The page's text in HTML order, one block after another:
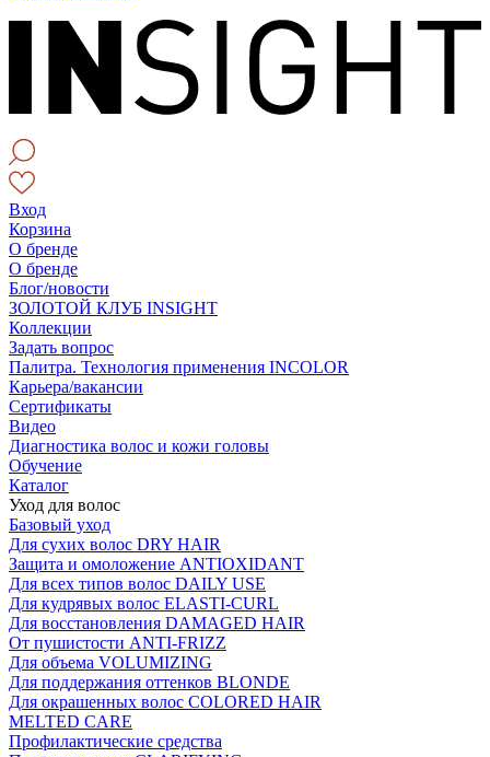
Вход
Корзина
О бренде
О бренде
Блог/новости
ЗОЛОТОЙ КЛУБ INSIGHT
Коллекции
Задать вопрос
Палитра. Технология применения INCOLOR
Карьера/вакансии
Сертификаты
Видео
Диагностика волос и кожи головы
Обучение
Каталог
Уход для волос
Базовый уход
Для сухих волос DRY HAIR
Защита и омоложение ANTIOXIDANT
Для всех типов волос DAILY USE
Для кудрявых волос ELASTI-CURL
Для восстановления DAMAGED HAIR
От пушистости ANTI-FRIZZ
Для объема VOLUMIZING
Для поддержания оттенков BLONDE
Для окрашенных волос COLORED HAIR
MELTED CARE
Профилактические средства